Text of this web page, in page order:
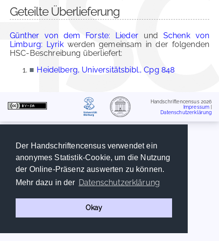
Der Handschriftencensus verwendet ein
anonymes Statistik-Cookie, um die Nutzung
der Online-Präsenz auswerten zu können.
Mehr dazu in der Datenschutzerklärung
Okay
Geteilte Überlieferung
Günther von dem Forste: Liederund Schenk von
Limburg: Lyrikwerden gemeinsam in der folgenden
HSC-Beschreibung überliefert:
■ Heidelberg, Universitätsbibl., Cpg 848
Handschriftencensus 2026
Impressum
Datenschutzerklärung